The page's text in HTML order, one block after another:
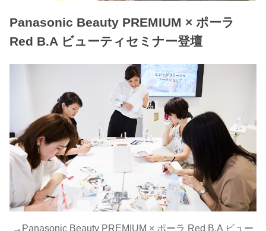
Panasonic Beauty PREMIUM × ポーラ
Red B.A ビューティセミナー登壇
→ Panasonic Beauty PREMIUM × ポーラ Red B.A ビュー